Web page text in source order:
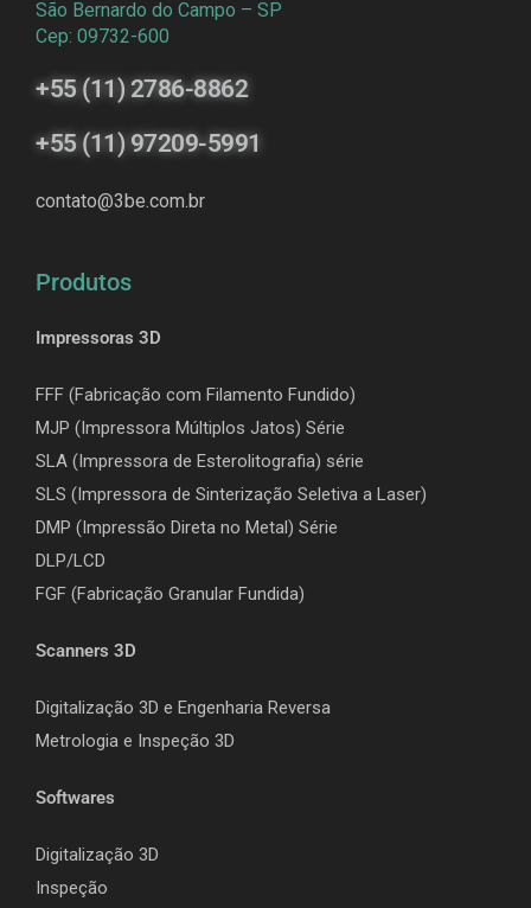
São Bernardo do Campo – SP
Cep: 09732-600
+55 (11) 2786-8862
+55 (11) 97209-5991
contato@3be.com.br
Produtos
Impressoras 3D
FFF (Fabricação com Filamento Fundido)
MJP (Impressora Múltiplos Jatos) Série
SLA (Impressora de Esterolitografia) série
SLS (Impressora de Sinterização Seletiva a Laser)
DMP (Impressão Direta no Metal) Série
DLP/LCD
FGF (Fabricação Granular Fundida)
Scanners 3D
Digitalização 3D e Engenharia Reversa
Metrologia e Inspeção 3D
Softwares
Digitalização 3D
Inspeção